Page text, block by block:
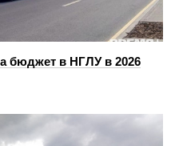
бюджет в НГЛУ в 2026